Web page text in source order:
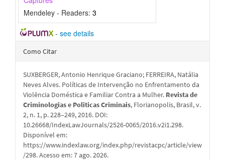
Mendeley - Readers: 3
- see details
Detalhes
artigo
Como Citar
SUXBERGER, Antonio Henrique Graciano; FERREIRA, Natália
Neves Alves. Políticas de Intervenção no Enfrentamento da
Violência Doméstica e Familiar Contra a Mulher. Revista de
Criminologias e Politicas Criminais, Florianopolis, Brasil, v.
2, n. 1, p. 228–249, 2016. DOI:
10.26668/IndexLawJournals/2526-0065/2016.v2i1.298.
Disponível em:
https://www.indexlaw.org/index.php/revistacpc/article/view
/298. Acesso em: 7 ago. 2026.